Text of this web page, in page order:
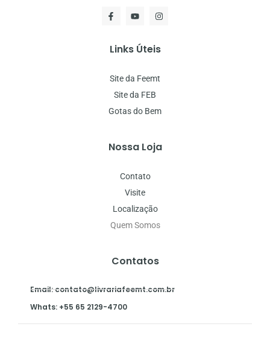
Links Úteis
Site da Feemt
Site da FEB
Gotas do Bem
Nossa Loja
Contato
Visite
Localização
Quem Somos
Contatos
Email: contato@livrariafeemt.com.br
Whats: +55 65 2129-4700